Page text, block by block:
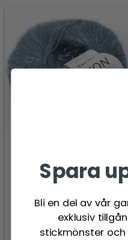
ONION SILK+KID
MOHAIR
166.00 SEK
Spara
Bli en del av vår
exklusiv
stickmönster